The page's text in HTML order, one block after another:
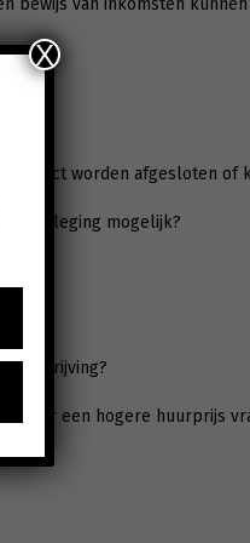
bewijs van inkomsten kunnen
worden afgesloten of
verleging mogelijk?
een hogere huurprijs
X